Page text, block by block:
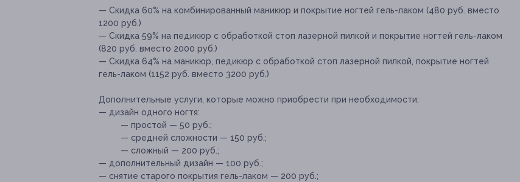
— Скидка 60% на комбинированный маникюр и покрытие ногтей гель-лаком (480 руб. вместо
1200 руб.)
— Скидка 59% на педикюр с обработкой стоп лазерной пилкой и покрытие ногтей гель-лаком
(820 руб. вместо 2000 руб.)
— Скидка 64% на маникюр, педикюр с обработкой стоп лазерной пилкой, покрытие ногтей
гель-лаком (1152 руб. вместо 3200 руб.)
Дополнительные услуги, которые можно приобрести при необходимости:
— дизайн одного ногтя:
— простой — 50 руб.;
— средней сложности — 150 руб.;
— сложный — 200 руб.;
— дополнительный дизайн — 100 руб.;
— снятие старого покрытия гель-лаком — 200 руб.;